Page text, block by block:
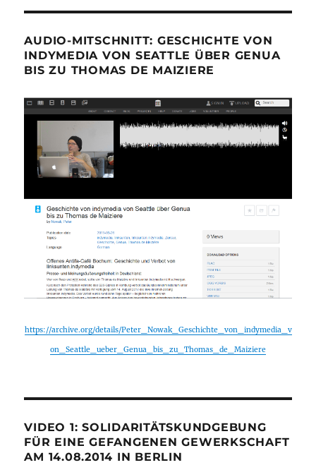
AUDIO-MITSCHNITT: GESCHICHTE VON
INDYMEDIA VON SEATTLE ÜBER GENUA
BIS ZU THOMAS DE MAIZIERE
https://archive.org/details/Peter_Nowak_Geschichte_von_indymedia_v
on_Seattle_ueber_Genua_bis_zu_Thomas_de_Maiziere
VIDEO 1: SOLIDARITÄTSKUNDGEBUNG
FÜR EINE GEFANGENEN GEWERKSCHAFT
AM 14.08.2014 IN BERLIN